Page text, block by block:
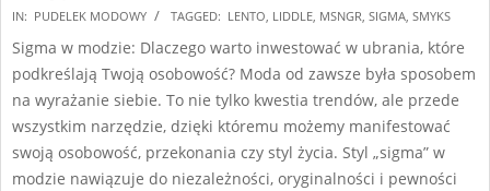
2024-
12-
12
IN: PUDELEK MODOWY TAGGED: LENTO, LIDDLE, MSNGR, SIGMA, SMYKS
Sigma w modzie: Dlaczego warto inwestować w ubrania, które
podkreślają Twoją osobowość? Moda od zawsze była sposobem
na wyrażanie siebie. To nie tylko kwestia trendów, ale przede
wszystkim narzędzie, dzięki któremu możemy manifestować
swoją osobowość, przekonania czy styl życia. Styl „sigma” w
modzie nawiązuje do niezależności, oryginalności i pewności